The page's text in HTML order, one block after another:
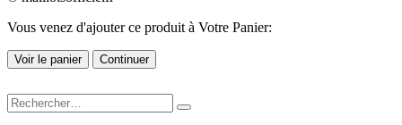
Vous venez d'ajouter ce produit à Votre Panier:
Voir le panier Continuer